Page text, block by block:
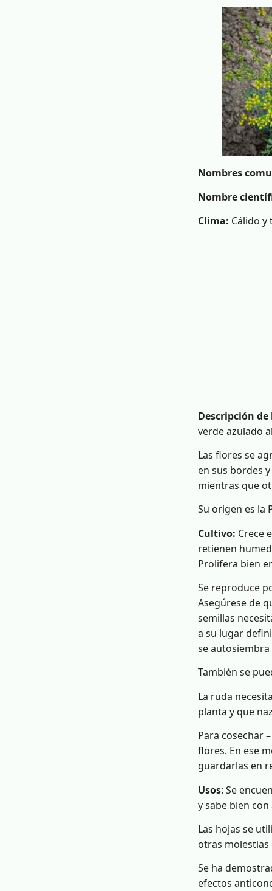
Nombres
Nombre
Clima: Cálido
Descripción
verde azulado
Las flores se
en sus bordes
mientras que
Su origen es la
Cultivo: Crece
retienen
Prolifera bien
Se reproduce
Asegúrese de
semillas
a su lugar
se
También se
La ruda
planta y que
Para cosechar
flores. En ese
guardarlas en
Usos: Se
y sabe bien
Las hojas se
otras molestias
Se ha
efectos